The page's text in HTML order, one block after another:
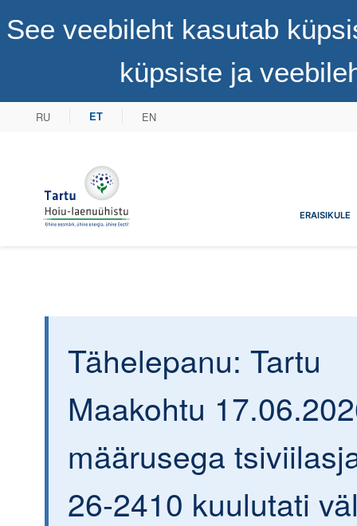
See veebileht kasutab
küpsiste ja
RU ET EN
Tartu Hoiu-laenuühistuERAISIKULE
Tähelepanu: Tartu
Maakohtu
määrusega
26-2410 kuulutati